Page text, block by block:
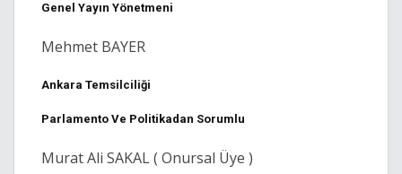
Genel Yayın Yönetmeni
Mehmet BAYER
Ankara Temsilciliği
Parlamento Ve Politikadan Sorumlu
Murat Ali SAKAL ( Onursal Üye )